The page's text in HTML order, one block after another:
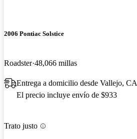
2006 Pontiac Solstice
Roadster 48,066 millas
Entrega a domicilio desde Vallejo, CA
El precio incluye envío de $933
Trato justo